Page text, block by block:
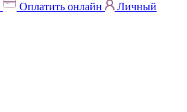
Оплатить онлайн
Личный